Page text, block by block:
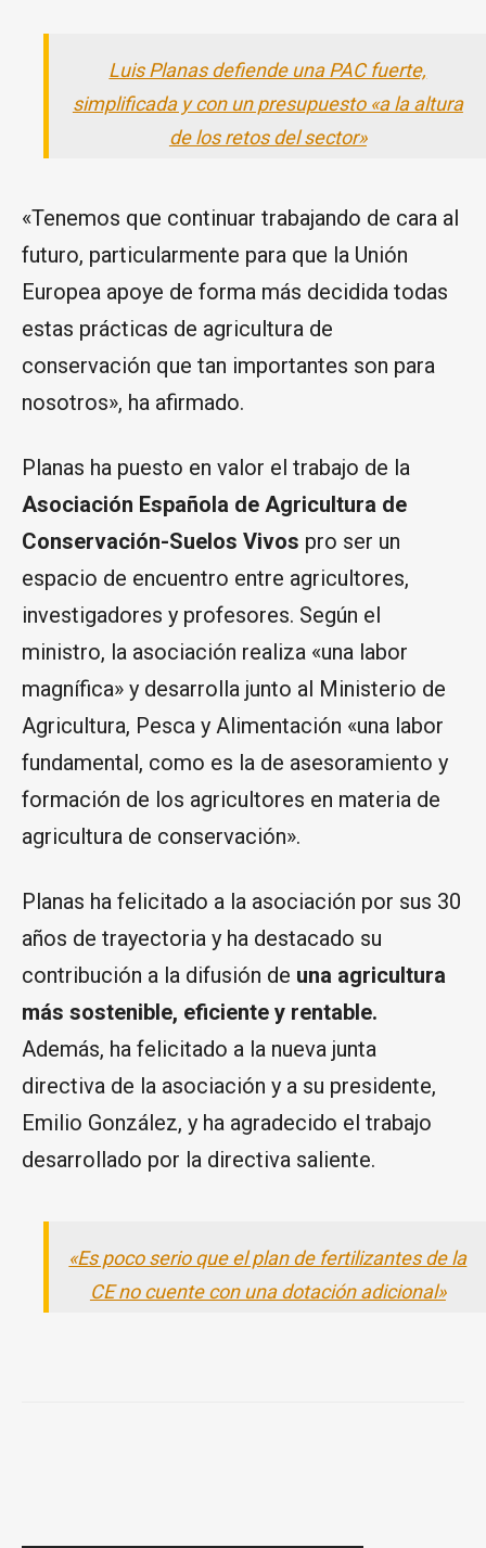
Luis Planas defiende una PAC fuerte,
simplificada y con un presupuesto «a la altura
de los retos del sector»
«Tenemos que continuar trabajando de cara al
futuro, particularmente para que la Unión
Europea apoye de forma más decidida todas
estas prácticas de agricultura de
conservación que tan importantes son para
nosotros», ha afirmado.
Planas ha puesto en valor el trabajo de la
Asociación Española de Agricultura de
Conservación-Suelos Vivos pro ser un
espacio de encuentro entre agricultores,
investigadores y profesores. Según el
ministro, la asociación realiza «una labor
magnífica» y desarrolla junto al Ministerio de
Agricultura, Pesca y Alimentación «una labor
fundamental, como es la de asesoramiento y
formación de los agricultores en materia de
agricultura de conservación».
Planas ha felicitado a la asociación por sus 30
años de trayectoria y ha destacado su
contribución a la difusión de una agricultura
más sostenible, eficiente y rentable.
Además, ha felicitado a la nueva junta
directiva de la asociación y a su presidente,
Emilio González, y ha agradecido el trabajo
desarrollado por la directiva saliente.
«Es poco serio que el plan de fertilizantes de la
CE no cuente con una dotación adicional»